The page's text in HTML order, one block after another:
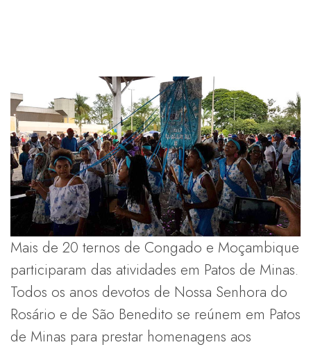
Mais de 20 ternos de Congado e Moçambique
participaram das atividades em Patos de Minas.
Todos os anos devotos de Nossa Senhora do
Rosário e de São Benedito se reúnem em Patos
de Minas para prestar homenagens aos